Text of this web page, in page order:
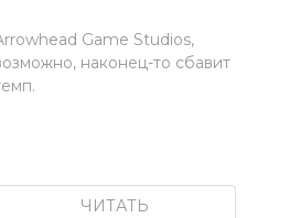
Game Studios,
наконец-то сбавит
ЧИТАТЬ